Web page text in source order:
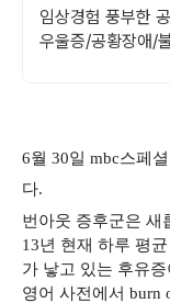
임상경험 풍부한
우울증/공황장애/
6월 30일 mbc스페
다.
번아웃 증후군은 새
13년 현재 하루 평
가 낳고 있는 후유증
영어 사전에서 burn